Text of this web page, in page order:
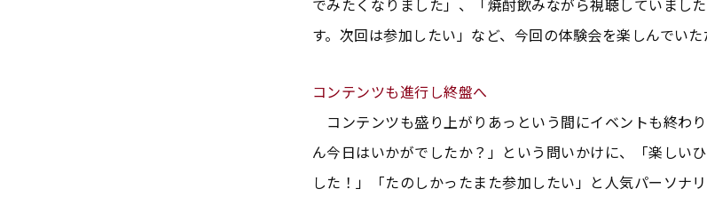
す。次回は参加したい」など、今回の体験会を楽しんでいた
コンテンツも進行し終盤へ
コンテンツも盛り上がりあっという間にイベントも終わ
ん今日はいかがでしたか？」という問いかけに、「楽しい
した！」「たのしかったまた参加したい」と人気パーソナ